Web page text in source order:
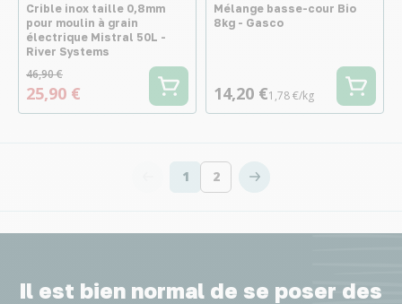
Crible inox taille 0,8mm
pour moulin à grain
électrique Mistral 50L -
River Systems
46,90 €
25,90 €
Mélange basse-cour Bio
8kg - Gasco
14,20 €1,78 €/kg
Vous lisez actuellement la page
1 Page
2
Il est bien normal de se poser des